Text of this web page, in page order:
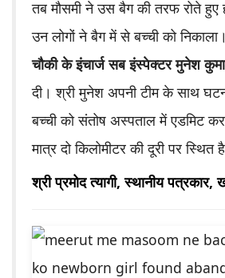
तब मौसमी ने उस बैग की तरफ रोते हुए
उन लोगों ने बैग में से बच्ची को
चौकी के इंचार्ज सब इंस्पेक्टर मुनेश
दी। श्री मुनेश अपनी टीम के साथ
बच्ची को संतोष अस्पताल में एडमिट
मात्र दो किलोमीटर की दूरी पर स्थित
श्री प्रमोद त्यागी, स्थानीय पत्रकार,